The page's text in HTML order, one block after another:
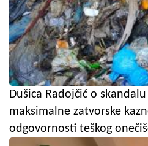
Dušica Radojčić o
maksimalne zatvorske
odgovornosti teškog